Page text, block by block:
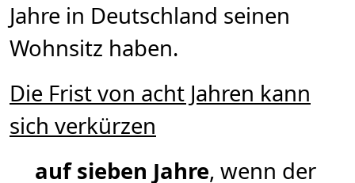
Jahre in Deutschland seinen
Wohnsitz haben.
Die Frist von acht Jahren kann
sich verkürzen
auf sieben Jahre, wenn der